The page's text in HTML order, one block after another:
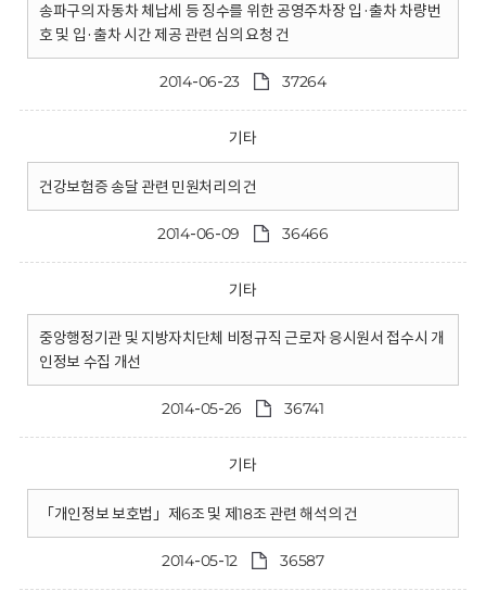
송파구의 자동차 체납세 등 징수를 위한 공영주차장 입·출차 차량번
호 및 입·출차 시간 제공 관련 심의 요청 건
2014-06-23 37264
기타
건강보험증 송달 관련 민원처리의 건
2014-06-09 36466
기타
중앙행정기관 및 지방자치단체 비정규직 근로자 응시원서 접수시 개
인정보 수집 개선
2014-05-26 36741
기타
「개인정보 보호법」제6조 및 제18조 관련 해석의 건
2014-05-12 36587